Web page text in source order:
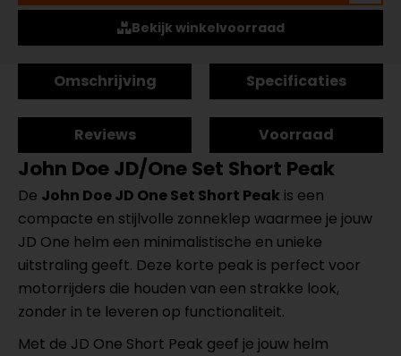
Bekijk winkelvoorraad
Omschrijving Specificaties
Reviews Voorraad
John Doe JD/One Set Short Peak
De John Doe JD One Set Short Peak is een
compacte en stijlvolle zonneklep waarmee je jouw
JD One helm een minimalistische en unieke
uitstraling geeft. Deze korte peak is perfect voor
motorrijders die houden van een strakke look,
zonder in te leveren op functionaliteit.
Met de JD One Short Peak geef je jouw helm